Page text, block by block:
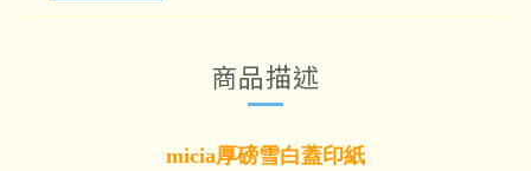
商品描述
micia厚磅雪白蓋印紙